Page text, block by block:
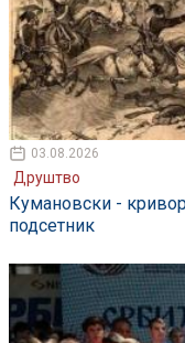
03.08.2026
Друштво
Кумановски -
подсетник